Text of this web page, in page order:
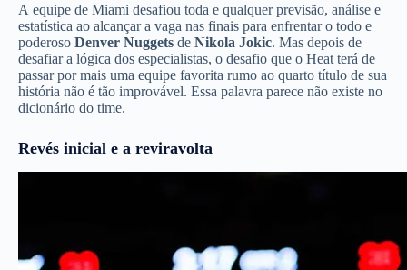
A equipe de Miami desafiou toda e qualquer previsão, análise e
estatística ao alcançar a vaga nas finais para enfrentar o todo e
poderoso Denver Nuggets de Nikola Jokic. Mas depois de
desafiar a lógica dos especialistas, o desafio que o Heat terá de
passar por mais uma equipe favorita rumo ao quarto título de sua
história não é tão improvável. Essa palavra parece não existe no
dicionário do time.
Revés inicial e a reviravolta